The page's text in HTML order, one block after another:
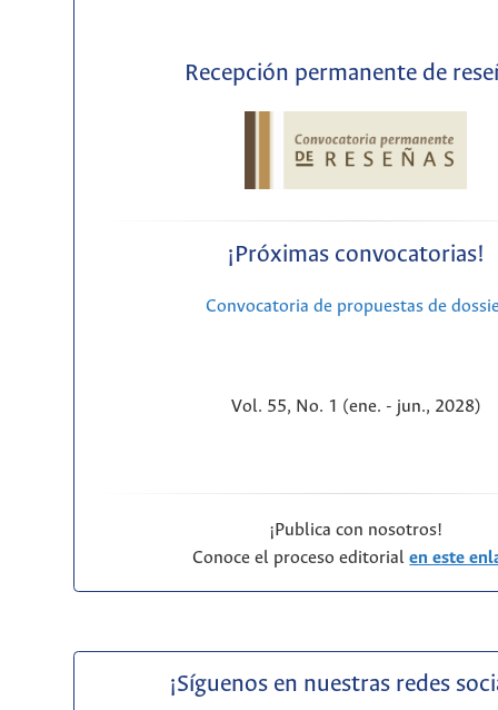
Recepción permanente de
¡Próximas convocatorias!
Convocatoria de propuestas de
Vol. 55, No. 1 (ene. - jun., 2028)
¡Publica con nosotros!
Conoce el proceso editorialen este
¡Síguenos en nuestras redes